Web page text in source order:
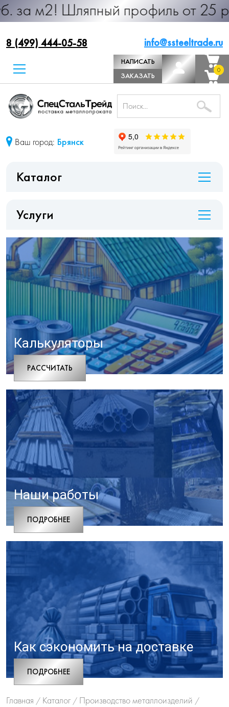
профиль от 25 руб. за
8 (499) 444-05-58 info@ssteeltrade.ru
НАПИСАТЬ
ДИРЕКТОРУ
ЗАКАЗАТЬ
ЗВОНОК
0
0
Ваш город: Брянск
Каталог
Услуги
Калькуляторы
РАCСЧИТАТЬ
Наши работы
ПОДРОБНЕЕ
Как сэкономить на доставке
ПОДРОБНЕЕ
Главная / Каталог / Производство металлоизделий /